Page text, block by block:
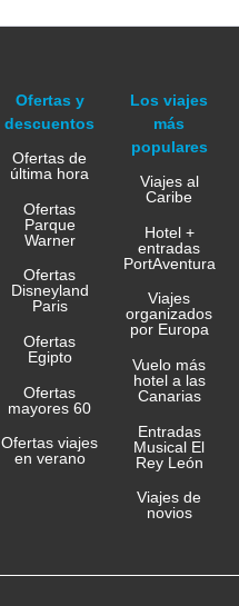
Ofertas y
descuentos
Ofertas de
última hora
Ofertas
Parque
Warner
Ofertas
Disneyland
Paris
Ofertas
Egipto
Ofertas
mayores 60
Ofertas viajes
en verano
Los viajes
más
populares
Viajes al
Caribe
Hotel +
entradas
PortAventura
Viajes
organizados
por Europa
Vuelo más
hotel a las
Canarias
Entradas
Musical El
Rey León
Viajes de
novios